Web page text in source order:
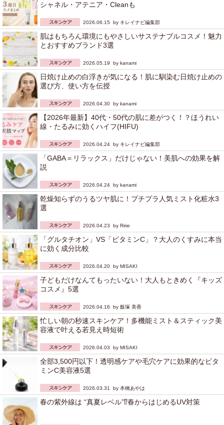
シャネル・アテニア・Cleanも
2026.06.15 by キレイナビ編集部
肌はもちろん環境にもやさしいサステナブルコスメ！魅力
とおすすめブランド3選
2026.05.19 by kanami
日焼け止めの白浮きが気になる！肌に馴染む日焼け止めの
選び方、使い方を伝授
2026.04.30 by kanami
【2026年最新】40代・50代の肌に差がつく！？ほうれい
線・たるみに効くハイフ(HIFU)
2026.04.24 by キレイナビ編集部
「GABA＝リラックス」だけじゃない！美肌への効果を解
説
2026.04.24 by kanami
乾燥知らずのうるツヤ肌に！プチプラ人気ミスト化粧水3
選
2026.04.23 by Ririe
「グルタチオン」VS「ビタミンC」？大人のくすみに本当
に効く成分比較
2026.04.20 by MISAKI
子どもだけなんてもったいない！大人もときめく『キッズ
コスメ』5選
2026.04.16 by 飯塚 美香
忙しい朝の秒速スキンケア！多機能ミスト＆スティック美
容液で叶える若見え時短術
2026.04.03 by MISAKI
全部3,500円以下！透明感ケアや毛穴ケアに効果的なビタ
ミンC美容液5選
2026.03.31 by 本橋あやは
春の紫外線は “真夏レベル”⁉︎春からはじめるUV対策